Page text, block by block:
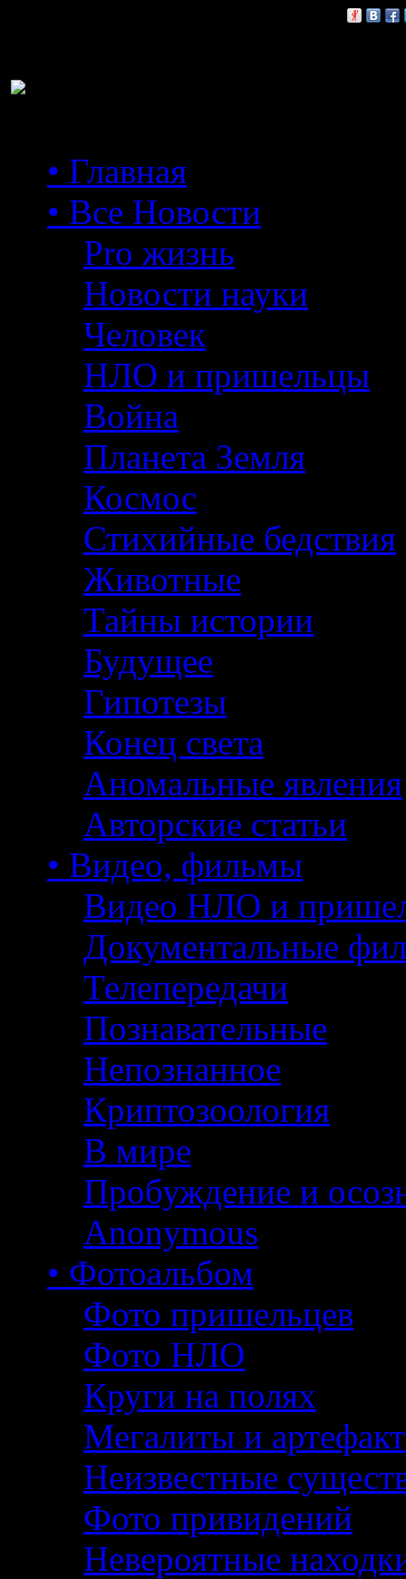
• Главная
• Все Новости
Pro жизнь
Новости науки
Человек
НЛО и пришельцы
Война
Планета Земля
Космос
Стихийные бедствия
Животные
Тайны истории
Будущее
Гипотезы
Конец света
Аномальные явления
Авторские статьи
• Видео, фильмы
Видео НЛО и
Документальные
Телепередачи
Познавательные
Непознанное
Криптозоология
В мире
Пробуждение и
Anonymous
• Фотоальбом
Фото пришельцев
Фото НЛО
Круги на полях
Мегалиты и
Неизвестные
Фото привидений
Невероятные